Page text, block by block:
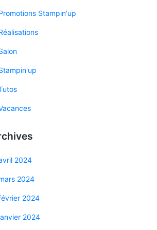
Stampin'up
2024
2024
2024
2024